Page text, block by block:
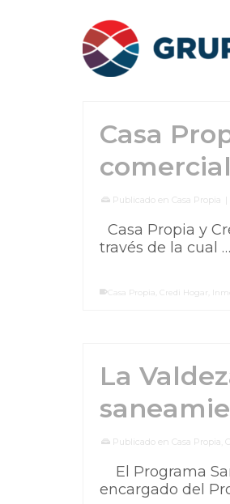
Casa
comercial
Publicado en Casa Propia |
Casa Propia y
través de la cual …
Casa Propia Credi Hogar
La
Publicado en Casa Propia
El Programa
encargado del